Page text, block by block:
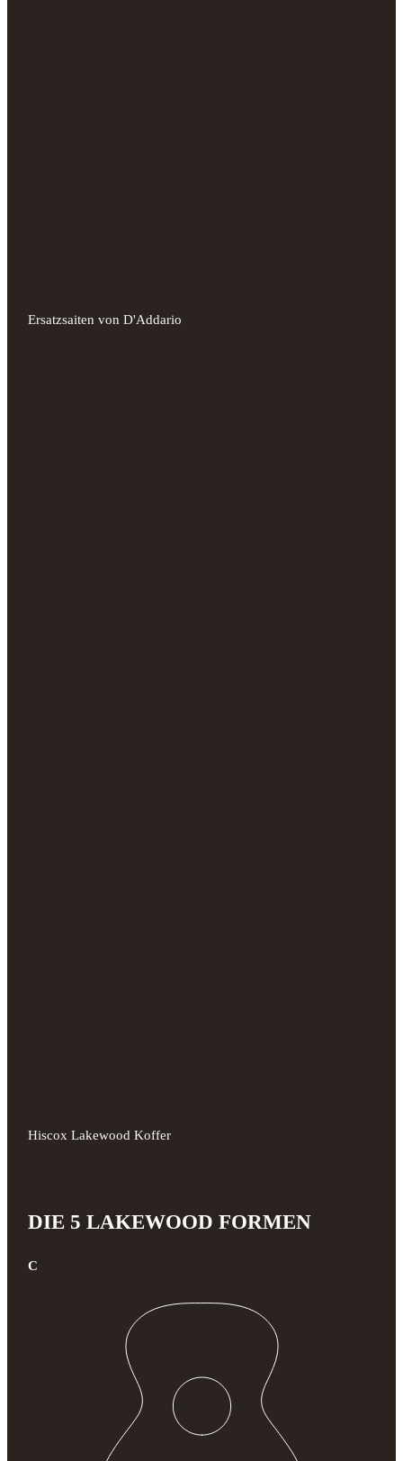
Ersatzsaiten von D'Addario
Hiscox Lakewood Koffer
DIE 5 LAKEWOOD FORMEN
C